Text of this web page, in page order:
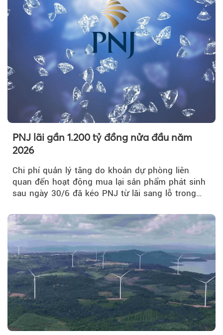
PNJ lãi gần 1.200 tỷ đồng nửa đầu năm
2026
Chi phí quản lý tăng do khoản dự phòng liên
quan đến hoạt động mua lại sản phẩm phát sinh
sau ngày 30/6 đã kéo PNJ từ lãi sang lỗ trong